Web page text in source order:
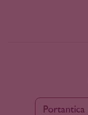
Portantica